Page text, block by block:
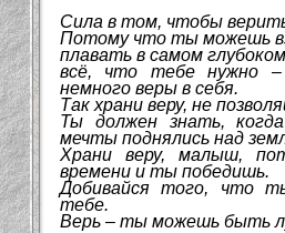
Сила в том, чтобы
Потому что ты можешь
плавать в самом
всё, что тебе нужно
немного веры в себя.
Так храни веру, не
Ты должен знать,
мечты поднялись над
Храни веру, малыш,
времени и ты победишь.
Добивайся того, что
тебе.
Верь – ты можешь быть